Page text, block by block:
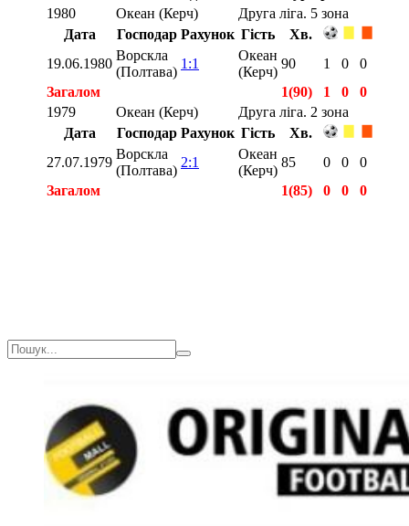
1980
Океан (Керч)
Друга ліга. 5 зона
Дата
Господар Рахунок Гість
Хв.
19.06.1980
Ворскла
(Полтава)
1:1
Океан
(Керч)
90 1 0
0
Загалом
1(90) 1 0
0
1979
Океан (Керч)
Друга ліга. 2 зона
Дата
Господар Рахунок Гість
Хв.
27.07.1979
Ворскла
(Полтава)
2:1
Океан
(Керч)
85 0 0
0
Загалом
1(85) 0 0
0